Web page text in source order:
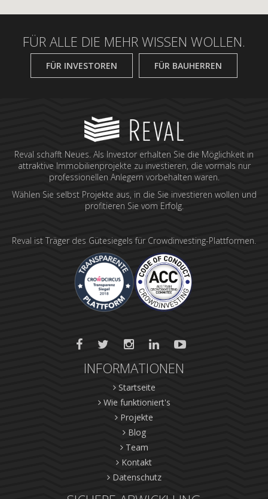
FÜR ALLE DIE MEHR WISSEN WOLLEN.
FÜR INVESTOREN FÜR BAUHERREN
Reval schafft Neues. Als Investor erhalten Sie die Möglichkeit in
attraktive Immobilienprojekte zu investieren, die vormals nur
professionellen Anlegern vorbehalten waren.
Wählen Sie selbst Projekte aus, in die Sie investieren wollen und
profitieren Sie vom Erfolg.
Reval ist Träger des Gütesiegels für Crowdinvesting-Plattformen.
INFORMATIONEN
Startseite
Wie funktioniert's
Projekte
Blog
Team
Kontakt
Datenschutz